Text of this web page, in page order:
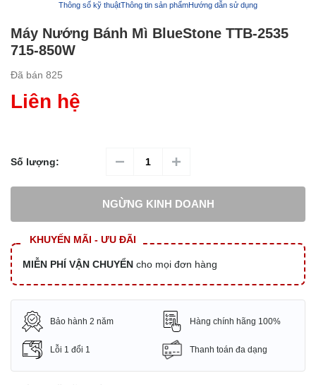
Thông số kỹ thuậtThông tin sản phẩmHướng dẫn sử dụng
Máy Nướng Bánh Mì BlueStone TTB-2535
715-850W
Đã bán 825
Liên hệ
Số lượng:
NGỪNG KINH DOANH
KHUYẾN MÃI - ƯU ĐÃI
MIỄN PHÍ VẬN CHUYỂN cho mọi đơn hàng
Bảo hành 2 năm Hàng chính hãng 100%
Lỗi 1 đổi 1 Thanh toán đa dạng